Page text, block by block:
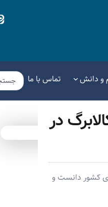
و دانش تماس با ما
در
کشور دانست و